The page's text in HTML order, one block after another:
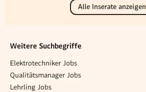
Alle Inserate anzeigen
Weitere Suchbegriffe
Elektrotechniker Jobs
Qualitätsmanager Jobs
Lehrling Jobs